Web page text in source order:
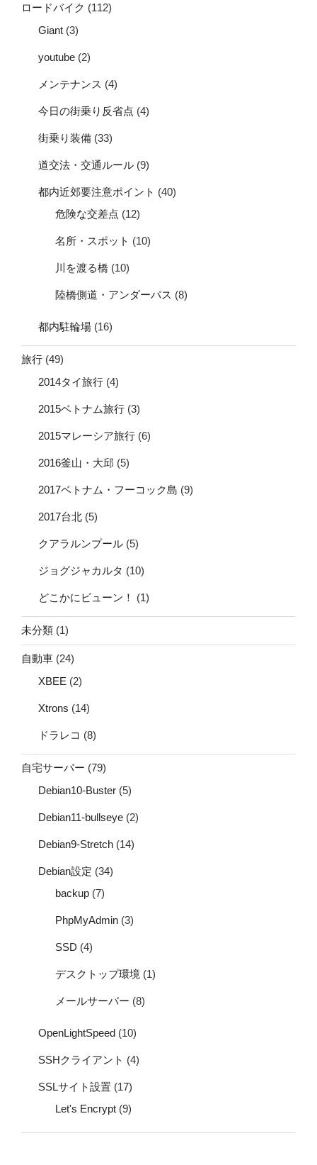
ロードバイク (112)
Giant (3)
youtube (2)
メンテナンス (4)
今日の街乗り反省点 (4)
街乗り装備 (33)
道交法・交通ルール (9)
都内近郊要注意ポイント (40)
危険な交差点 (12)
名所・スポット (10)
川を渡る橋 (10)
陸橋側道・アンダーパス (8)
都内駐輪場 (16)
旅行 (49)
2014タイ旅行 (4)
2015ベトナム旅行 (3)
2015マレーシア旅行 (6)
2016釜山・大邱 (5)
2017ベトナム・フーコック島 (9)
2017台北 (5)
クアラルンプール (5)
ジョグジャカルタ (10)
どこかにビューン！ (1)
未分類 (1)
自動車 (24)
XBEE (2)
Xtrons (14)
ドラレコ (8)
自宅サーバー (79)
Debian10-Buster (5)
Debian11-bullseye (2)
Debian9-Stretch (14)
Debian設定 (34)
backup (7)
PhpMyAdmin (3)
SSD (4)
デスクトップ環境 (1)
メールサーバー (8)
OpenLightSpeed (10)
SSHクライアント (4)
SSLサイト設置 (17)
Let's Encrypt (9)